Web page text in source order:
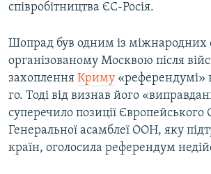
співробітництва ЄС-Росія.
Шопрад був одним із міжнародних
організованому Москвою після
захоплення Криму «референдумі»
го. Тоді від визнав його
суперечило позиції Європейського
Генеральної асамблеї ООН, яку
країн, оголосила референдум